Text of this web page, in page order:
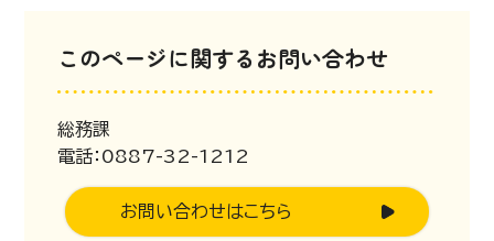
このページに関するお問い合わせ
総務課
電話：0887-32-1212
お問い合わせはこちら